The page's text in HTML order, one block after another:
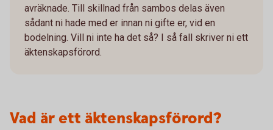
avräknade. Till skillnad från sambos delas även
sådant ni hade med er innan ni gifte er, vid en
bodelning. Vill ni inte ha det så? I så fall skriver ni ett
äktenskapsförord.
Vad är ett äktenskapsförord?